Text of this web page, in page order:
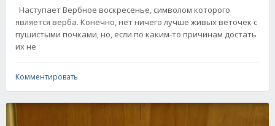
Наступает Вербное воскресенье, символом которого
является верба. Конечно, нет ничего лучше живых веточек с
пушистыми почками, но, если по каким-то причинам достать
их не
Комментировать